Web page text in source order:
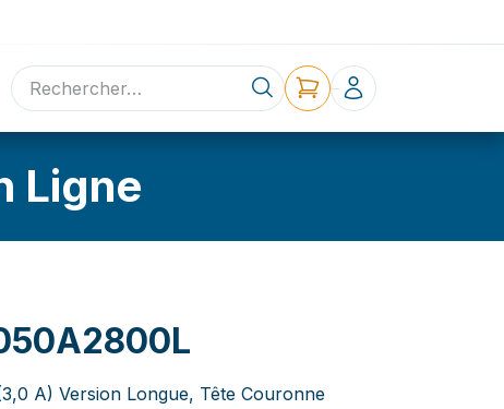
Contact
Ligne
A) Version Longue, Tête Couronne